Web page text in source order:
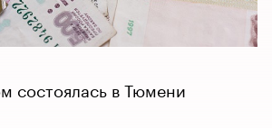
состоялась в Тюмени